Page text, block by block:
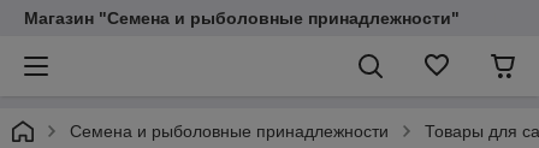
Магазин "Семена и рыболовные принадлежности"
Семена и рыболовные принадлежности Товары для